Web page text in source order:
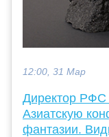
12:00, 31 Мар
Директор РФС
Азиатскую
фантазии.